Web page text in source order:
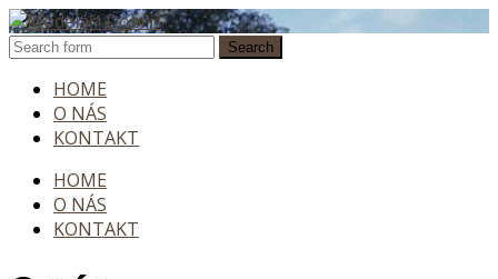
HOME
O NÁS
KONTAKT
HOME
O NÁS
KONTAKT